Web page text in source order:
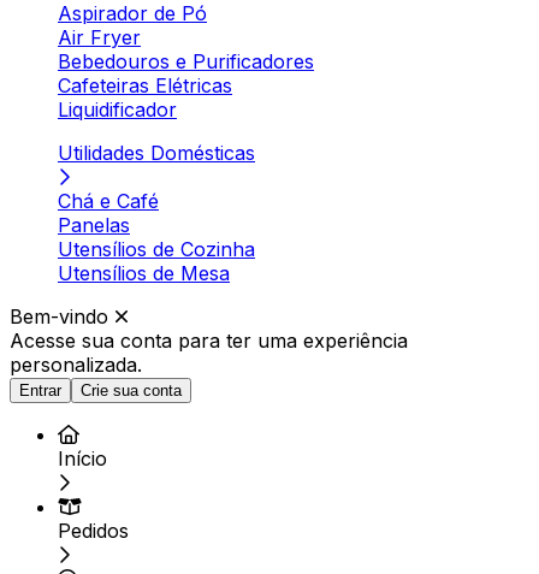
Aspirador de Pó
Air Fryer
Bebedouros e Purificadores
Cafeteiras Elétricas
Liquidificador
Utilidades Domésticas
Chá e Café
Panelas
Utensílios de Cozinha
Utensílios de Mesa
Bem-vindo
Acesse sua conta para ter uma experiência
personalizada.
Entrar Crie sua conta
Início
Pedidos